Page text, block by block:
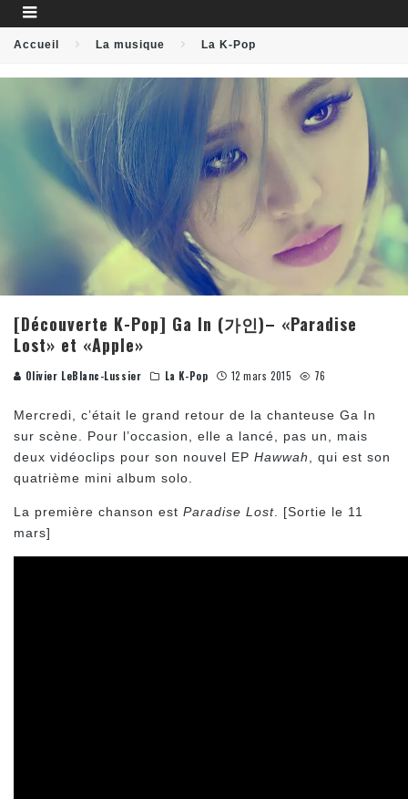
Accueil La musique La K-Pop
[Découverte K-Pop] Ga In (가인)– «Paradise
Lost» et «Apple»
Olivier LeBlanc-Lussier La K-Pop 12 mars 2015 76
Mercredi, c’était le grand retour de la chanteuse Ga In
sur scène. Pour l’occasion, elle a lancé, pas un, mais
deux vidéoclips pour son nouvel EP Hawwah
, qui est son
quatrième mini album solo.
La première chanson est Paradise Lost . [Sortie le 11
mars]